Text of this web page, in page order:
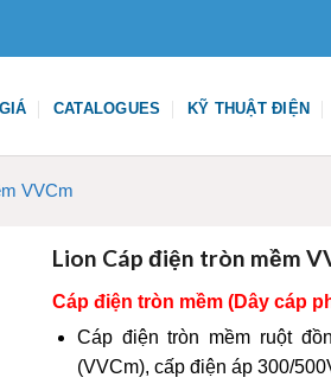
CATALOGUES KỸ THUẬT ĐIỆN
VVCm
Lion Cáp điện tròn mềm
Cáp điện tròn mềm (Dây cáp
Cáp điện tròn mềm ruột
(VVCm), cấp điện áp 300/